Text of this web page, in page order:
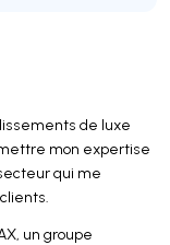
de luxe
mon expertise
qui me
un groupe